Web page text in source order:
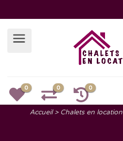
0 0 0
Accueil Chalets en location